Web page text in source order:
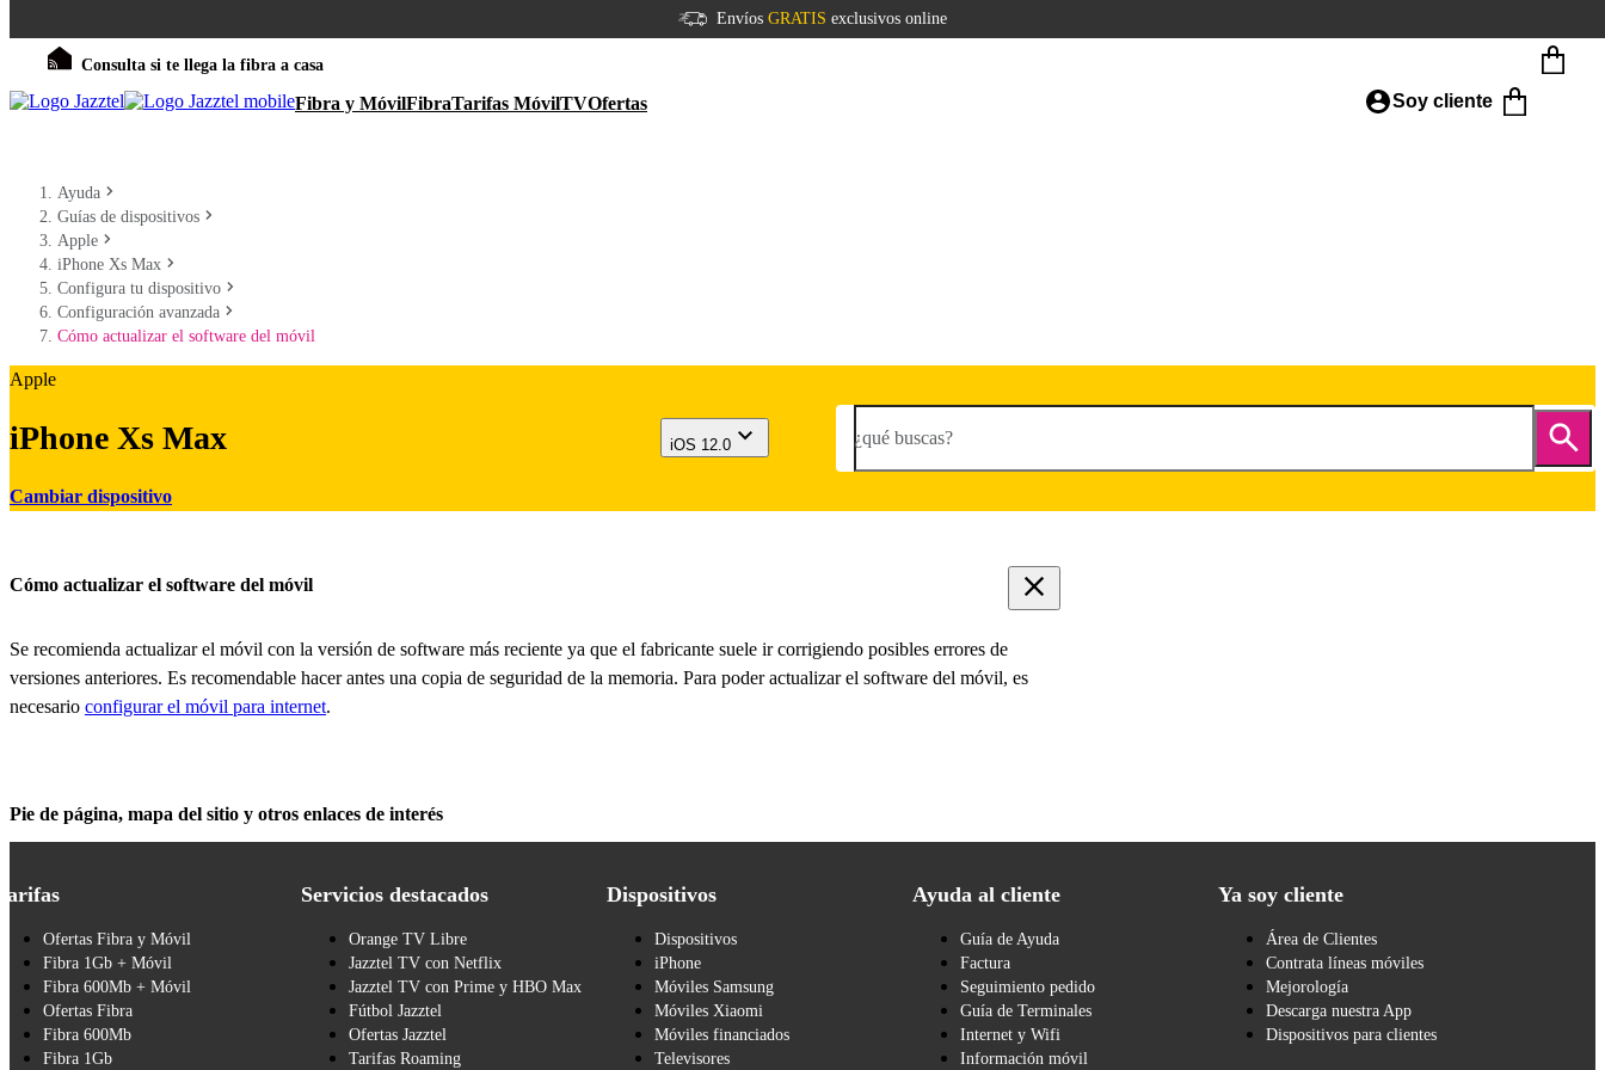
Envíos GRATIS exclusivos online
Consulta si te llega la fibra a casa
Fibra y MóvilFibraTarifas MóvilTVOfertas Soy cliente
Ayuda
Guías de dispositivos
Apple
iPhone Xs Max
Configura tu dispositivo
Configuración avanzada
Cómo actualizar el software del móvil
Apple
iPhone Xs Max
Cambiar dispositivo
iOS 12.0 ¿qué buscas?
Cómo actualizar el software del móvil
Se recomienda actualizar el móvil con la versión de software más reciente ya que el fabricante suele ir corrigiendo posibles errores de
versiones anteriores. Es recomendable hacer antes una copia de seguridad de la memoria. Para poder actualizar el software del móvil, es
necesario configurar el móvil para internet.
Pie de página, mapa del sitio y otros enlaces de interés
Ofertas Fibra y Móvil
Fibra 1Gb + Móvil
Fibra 600Mb + Móvil
Ofertas Fibra
Fibra 600Mb
Fibra 1Gb
Servicios destacados
Orange TV Libre
Jazztel TV con Netflix
Jazztel TV con Prime y HBO Max
Fútbol Jazztel
Ofertas Jazztel
Tarifas Roaming
Dispositivos
Dispositivos
iPhone
Móviles Samsung
Móviles Xiaomi
Móviles financiados
Televisores
Ayuda al cliente
Guía de Ayuda
Factura
Seguimiento pedido
Guía de Terminales
Internet y Wifi
Información móvil
Ya soy cliente
Área de Clientes
Contrata líneas móviles
Mejorología
Descarga nuestra App
Dispositivos para clientes